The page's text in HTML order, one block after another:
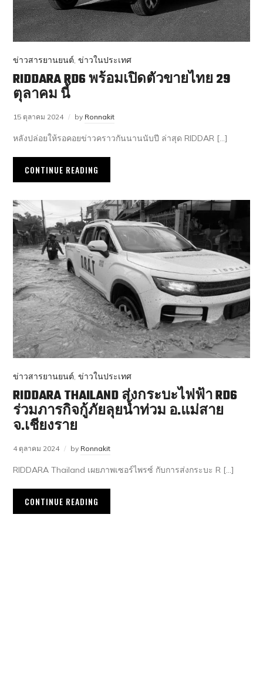
ข่าวสารยานยนต์,ข่าวในประเทศ
RIDDARA RD6 พร้อมเปิดตัวขายไทย 29
ตุลาคม นี้
15 ตุลาคม 2024 by Ronnakit
หลังปล่อยให้รอคอยข่าวคราวกันนานนับปี ล่าสุด RIDDAR […]
CONTINUE READING
ข่าวสารยานยนต์,ข่าวในประเทศ
RIDDARA THAILAND ส่งกระบะไฟฟ้า RD6
ร่วมภารกิจกู้ภัยลุยน้ำท่วม อ.แม่สาย
จ.เชียงราย
4 ตุลาคม 2024 by Ronnakit
RIDDARA Thailand เผยภาพเซอร์ไพรซ์ กับการส่งกระบะ R […]
CONTINUE READING